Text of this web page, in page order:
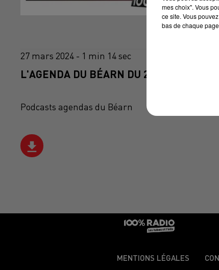
27 mars 2024 - 1 min 14 sec
L'AGENDA DU BÉARN DU 27/03/2024 À
Podcasts agendas du Béarn
MENTIONS LÉGALES
mes choix". Vous
ce site. Vous
bas de chaque